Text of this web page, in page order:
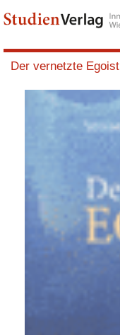
Der vernetzte Egoist